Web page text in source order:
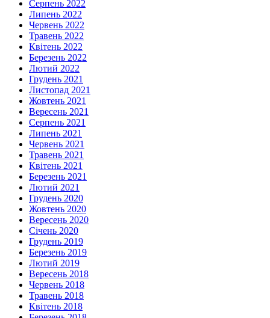
Серпень 2022
Липень 2022
Червень 2022
Травень 2022
Квітень 2022
Березень 2022
Лютий 2022
Грудень 2021
Листопад 2021
Жовтень 2021
Вересень 2021
Серпень 2021
Липень 2021
Червень 2021
Травень 2021
Квітень 2021
Березень 2021
Лютий 2021
Грудень 2020
Жовтень 2020
Вересень 2020
Січень 2020
Грудень 2019
Березень 2019
Лютий 2019
Вересень 2018
Червень 2018
Травень 2018
Квітень 2018